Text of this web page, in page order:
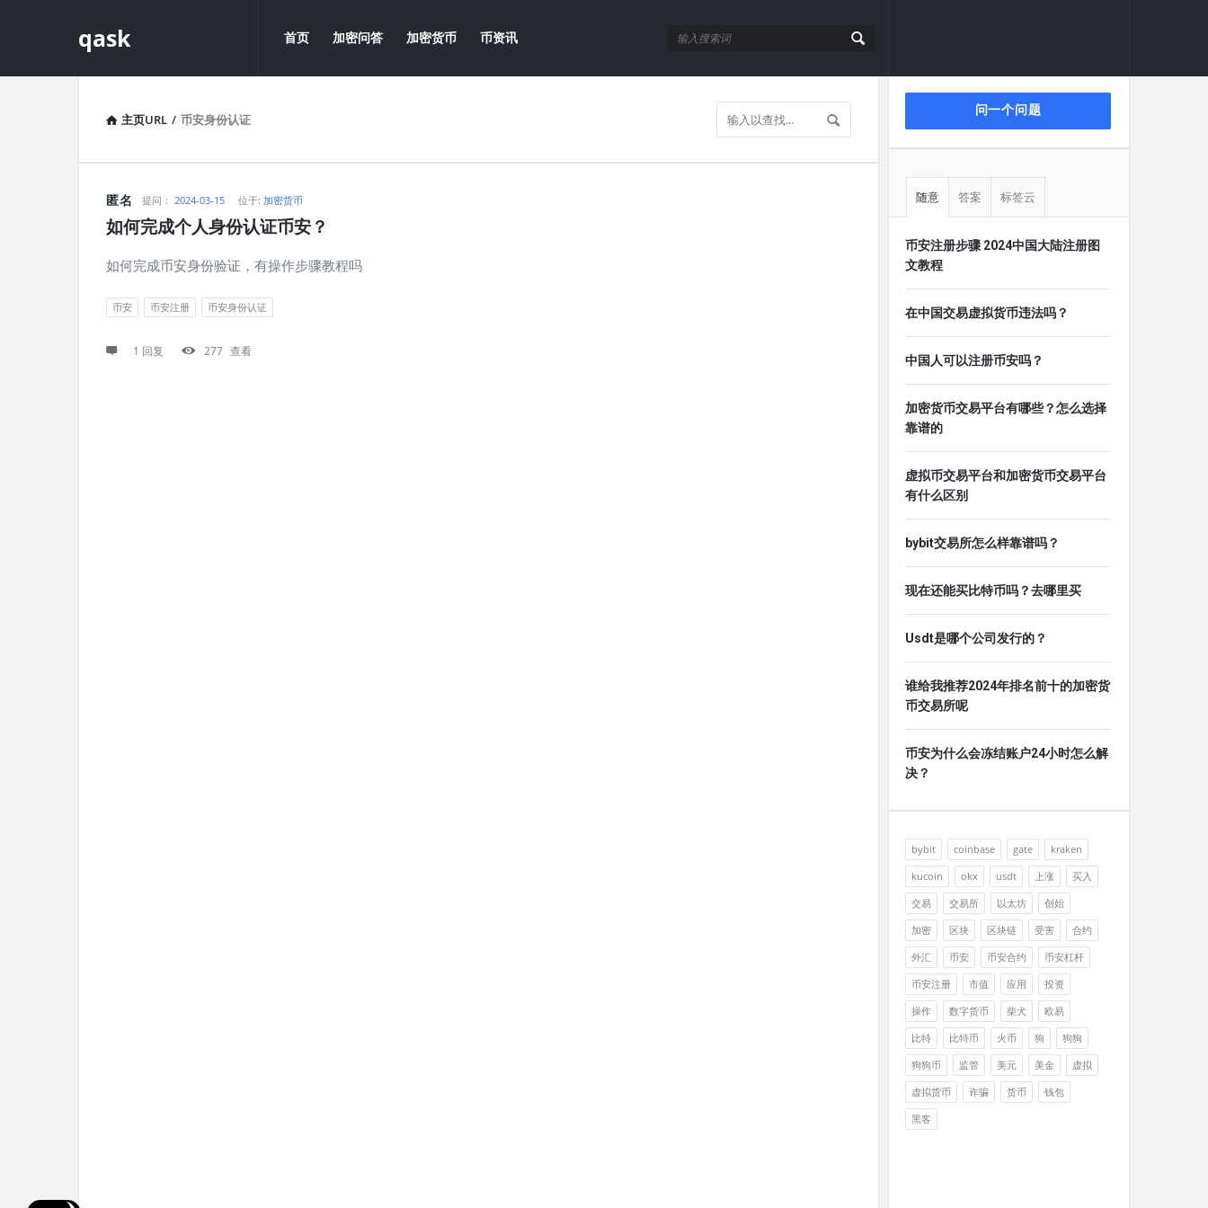
qask
导
航
首页 加密问答 加密货币 币资讯
主页URL / 币安身份认证
qask
最
新
问
题
匿名 提问： 2024-03-15 位于: 加密货币
如何完成个人身份认证币安？
如何完成币安身份验证，有操作步骤教程吗
币安 币安注册 币安身份认证
1 回复 277 查看
问一个问题
随意 答案 标签云
币安注册步骤 2024中国大陆注册图
文教程
在中国交易虚拟货币违法吗？
中国人可以注册币安吗？
加密货币交易平台有哪些？怎么选择
靠谱的
虚拟币交易平台和加密货币交易平台
有什么区别
bybit交易所怎么样靠谱吗？
现在还能买比特币吗？去哪里买
Usdt是哪个公司发行的？
谁给我推荐2024年排名前十的加密货
币交易所呢
币安为什么会冻结账户24小时怎么解
决？
bybit coinbase gate
kraken
kucoin
okx usdt 上涨
买入
交易
交易所 以太坊
创始
加密
区块 区块链 受害
合约
外汇
币安 币安合约
币安杠杆
币安注册
市值 应用
投资
操作
数字货币 柴犬
欧易
比特
比特币 火币 狗
狗狗
狗狗币
监管 美元 美金
虚拟
虚拟货币
诈骗 货币
钱包
黑客